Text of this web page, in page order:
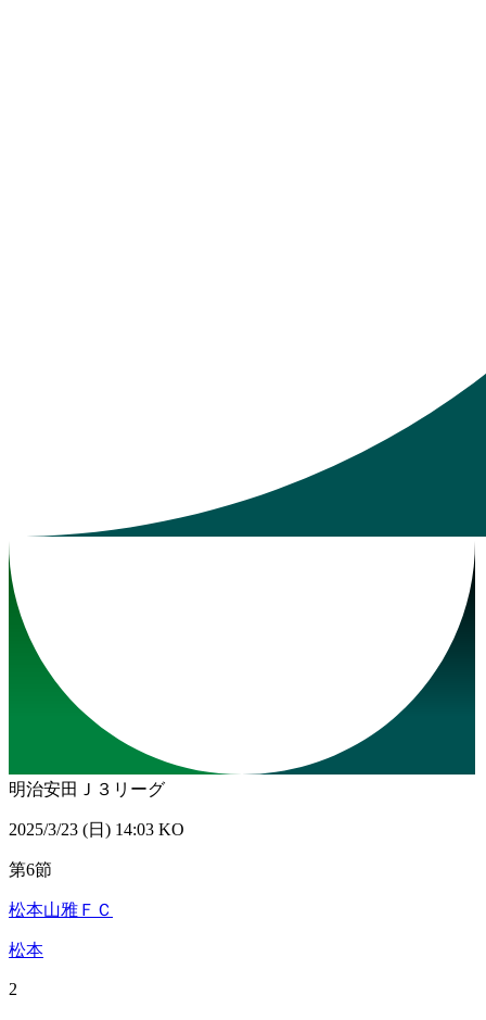
明治安田Ｊ３リーグ
2025/3/23 (日) 14:03 KO
第6節
松本山雅ＦＣ
松本
2